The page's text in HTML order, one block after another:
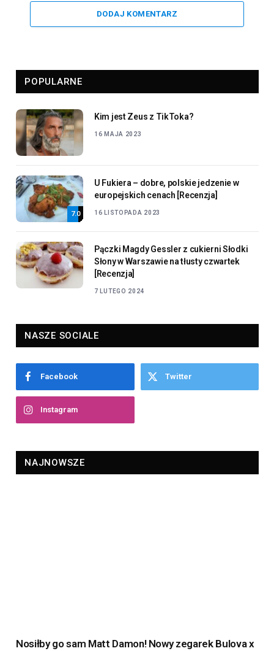
DODAJ KOMENTARZ
POPULARNE
Kim jest Zeus z TikToka?
16 MAJA 2023
7.0
U Fukiera – dobre, polskie jedzenie w
europejskich cenach [Recenzja]
16 LISTOPADA 2023
Pączki Magdy Gessler z cukierni Słodki
Słony w Warszawie na tłusty czwartek
[Recenzja]
7 LUTEGO 2024
NASZE SOCIALE
Facebook Twitter
Instagram
NAJNOWSZE
Nosiłby go sam Matt Damon! Nowy zegarek Bulova x